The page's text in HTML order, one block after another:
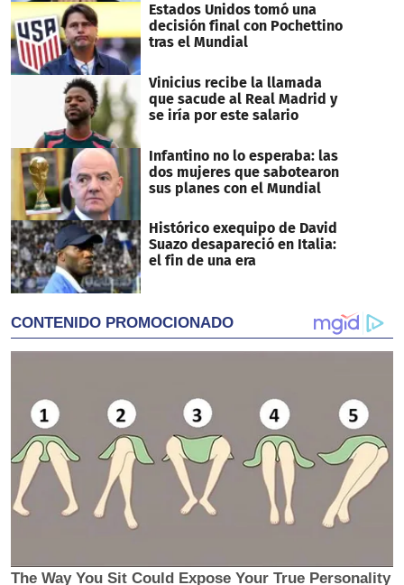
Estados Unidos tomó una
decisión final con Pochettino
tras el Mundial
Vinicius recibe la llamada
que sacude al Real Madrid y
se iría por este salario
Infantino no lo esperaba: las
dos mujeres que sabotearon
sus planes con el Mundial
Histórico exequipo de David
Suazo desapareció en Italia:
el fin de una era